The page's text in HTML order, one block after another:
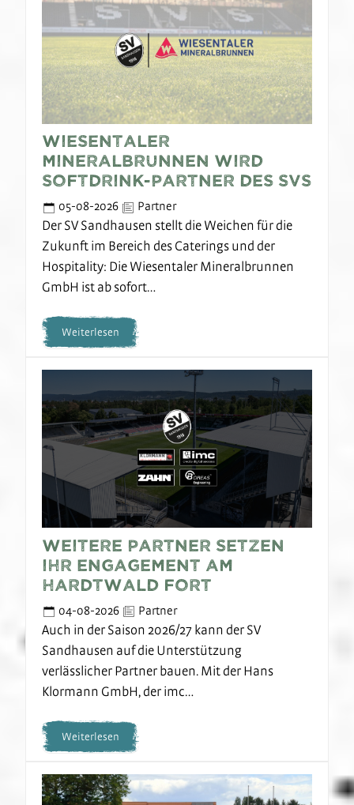
Wiesentaler
Mineralbrunnen wird
Softdrink-Partner des SVS
05-08-2026 Partner
Der SV Sandhausen stellt die Weichen für die
Zukunft im Bereich des Caterings und der
Hospitality: Die Wiesentaler Mineralbrunnen
GmbH ist ab sofort…
Weiterlesen
Weitere Partner setzen
ihr Engagement am
Hardtwald fort
04-08-2026 Partner
Auch in der Saison 2026/27 kann der SV
Sandhausen auf die Unterstützung
verlässlicher Partner bauen. Mit der Hans
Klormann GmbH, der imc…
Weiterlesen